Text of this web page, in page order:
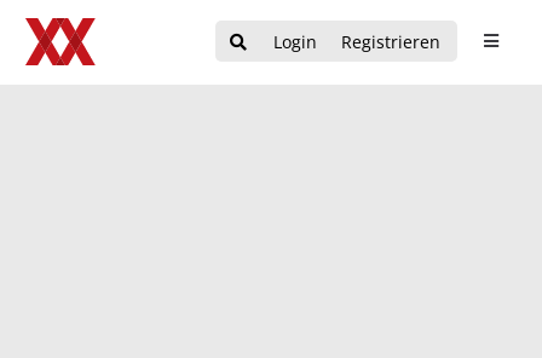
Login Registrieren